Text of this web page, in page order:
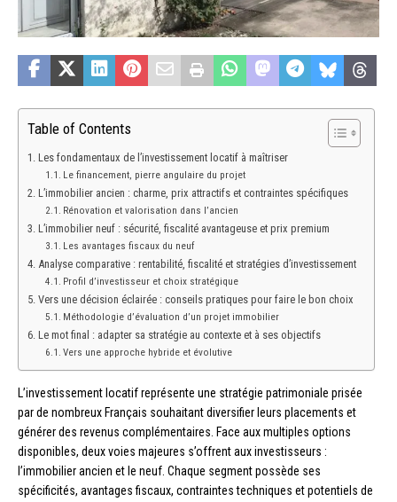
Table of Contents
Les fondamentaux de l’investissement locatif à maîtriser
Le financement, pierre angulaire du projet
L’immobilier ancien : charme, prix attractifs et contraintes spécifiques
Rénovation et valorisation dans l’ancien
L’immobilier neuf : sécurité, fiscalité avantageuse et prix premium
Les avantages fiscaux du neuf
Analyse comparative : rentabilité, fiscalité et stratégies d’investissement
Profil d’investisseur et choix stratégique
Vers une décision éclairée : conseils pratiques pour faire le bon choix
Méthodologie d’évaluation d’un projet immobilier
Le mot final : adapter sa stratégie au contexte et à ses objectifs
Vers une approche hybride et évolutive
L’investissement locatif représente une stratégie patrimoniale prisée
par de nombreux Français souhaitant diversifier leurs placements et
générer des revenus complémentaires. Face aux multiples options
disponibles, deux voies majeures s’offrent aux investisseurs :
l’immobilier ancien et le neuf. Chaque segment possède ses
spécificités, avantages fiscaux, contraintes techniques et potentiels de